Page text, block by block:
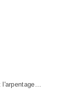
l'arpentage…